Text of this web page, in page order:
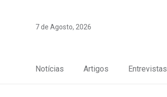
7 de Agosto, 2026
Notícias Artigos Entrevistas